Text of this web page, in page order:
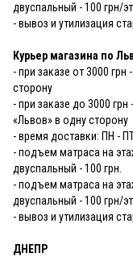
двуспальный - 100 грн/
- вывоз и утилизация
Курьер магазина по
- при заказе от 3000
сторону
- при заказе до 3000
«Львов» в одну сторону
- время доставки: ПН -
- подъем матраса на
двуспальный - 100 грн.
- подъем матраса на
двуспальный - 100 грн/
- вывоз и утилизация
ДНЕПР